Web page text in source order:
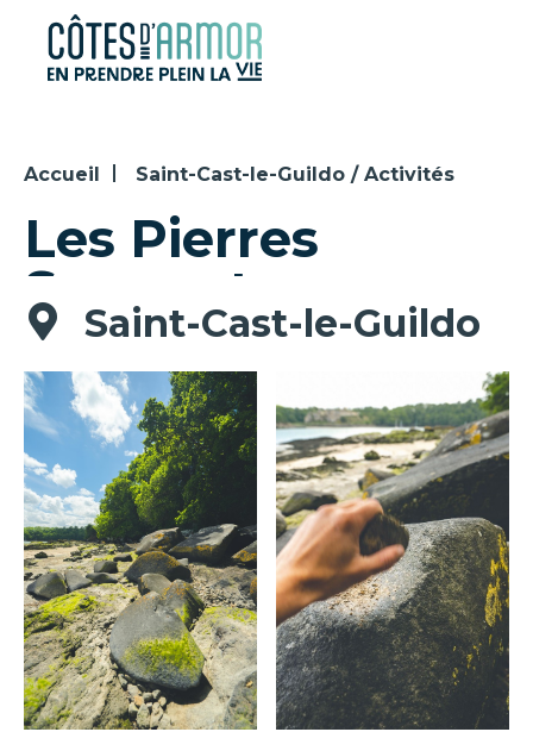
Panneau de gestion des cookies
Accueil Saint-Cast-le-Guildo / Activités
Les Pierres
Sonnantes
Saint-Cast-le-Guildo